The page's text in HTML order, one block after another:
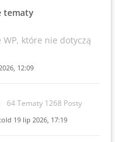
tematy
WP, które nie dotyczą
12:09
64 Tematy 1268 Posty
19 lip 2026, 17:19